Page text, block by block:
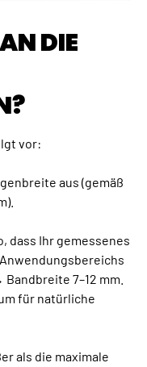
DIE
vor:
aus (gemäß
dass Ihr gemessenes
7–12 mm.
für natürliche
als die maximale